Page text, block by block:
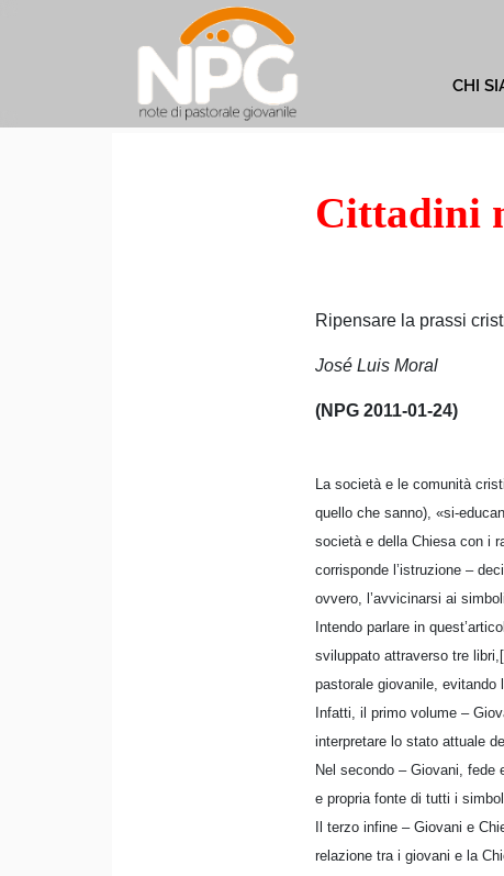
CHI
Cittadini
Ripensare la prassi
José Luis Moral
(NPG 2011-01-24)
La società e le comunità
quello che sanno), «si-
società e della Chiesa con i
corrisponde l’istruzione –
ovvero, l’avvicinarsi ai
Intendo parlare in
sviluppato attraverso tre
pastorale giovanile, evitando
Infatti, il primo volume –
interpretare lo stato attuale
Nel secondo – Giovani, fede
e propria fonte di tutti i
Il terzo infine – Giovani e
relazione tra i giovani e la